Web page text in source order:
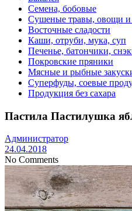
Семена, бобовые
Сушеные травы, овощи и
Восточные сладости
Каши, отруби, мука, суп
Печенье, батончики,
Покровские пряники
Мясные и рыбные
Суперфуды, соевые
Продукция без сахара
Пастила Пастилушка
Администратор
24.04.2018
No Comments